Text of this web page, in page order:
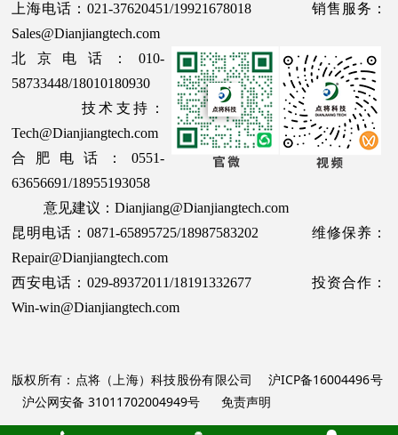
上海电话：021-37620451/19921678018 销售服务：
Sales@Dianjiangtech.com
北京电话：010-
58733448/18010180930
技术支持：
Tech@Dianjiangtech.com
合肥电话：0551-
63656691/18955193058
意见建议：Dianjiang@Dianjiangtech.com
昆明电话：0871-65895725/18987583202 维修保养：
Repair@Dianjiangtech.com
西安电话：029-89372011/18191332677 投资合作：
Win-win@Dianjiangtech.com
版权所有：点将（上海）科技股份有限公司 沪ICP备16004496号
沪公网安备 31011702004949号
免责声明